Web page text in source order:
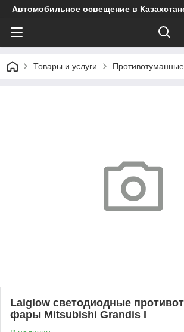
Автомобильное освещение в
Товары и услуги
Laiglow светодиодные
фары Mitsubishi Grandis I